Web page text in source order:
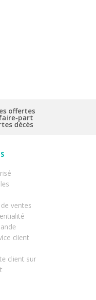
offertes
part
décès
ventes
client
client sur